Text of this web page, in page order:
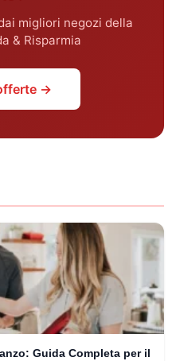
migliori negozi della
& Risparmia
→
Guida Completa per il